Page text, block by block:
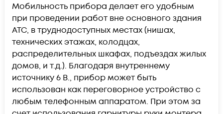
Мобильность прибора делает его удобным
при проведении работ вне основного здания
АТС, в труднодоступных местах (нишах,
технических этажах, колодцах,
распределительных шкафах, подъездах жилых
домов, и т.д.). Благодаря внутреннему
источнику 6 В., прибор может быть
использован как переговорное устройство с
любым телефонным аппаратом. При этом за